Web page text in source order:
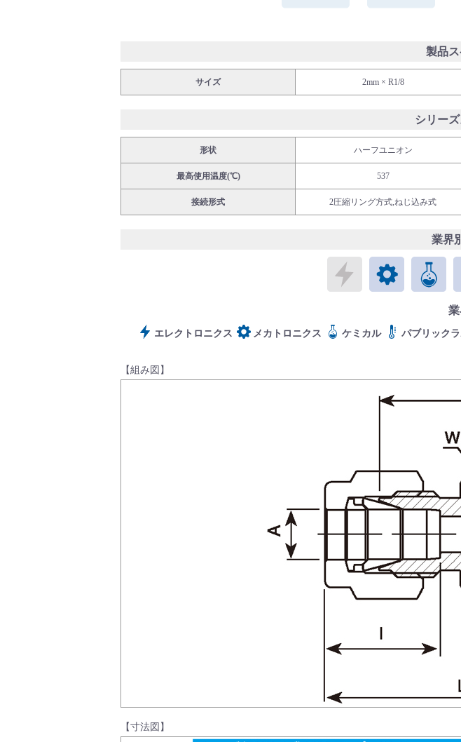
ダウンロード
製品カタログダウンロード
よくあるご質問(FAQ)・用語集
説明会・講習会
製品
サイズ 2mm × R1/8
シリー
形状 ハーフユニオン
最高使用温度(℃) 537
接続形式 2圧縮リング方式,ねじ込み式
業界
エレクトロニクス
メカトロ
エレクトロニクス メカトロニクス ケミカル パブリック
【組み図】
【寸法図】